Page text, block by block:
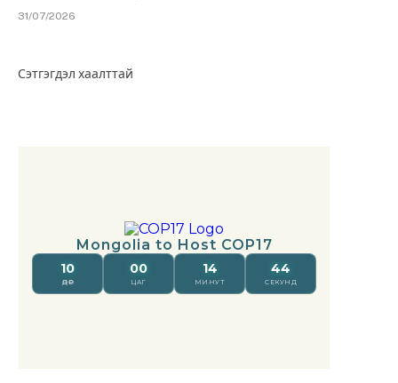
31/07/2026
Сэтгэгдэл хаалттай